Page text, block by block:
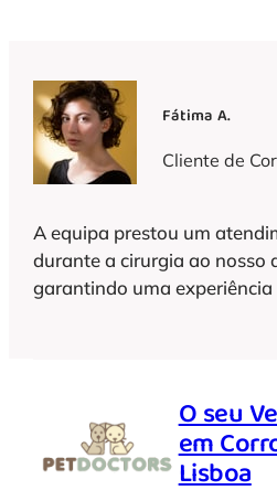
Fátima A.
Cliente de
A equipa prestou um
durante a cirurgia ao nosso
garantindo uma experiência
O seu
em
Lisboa